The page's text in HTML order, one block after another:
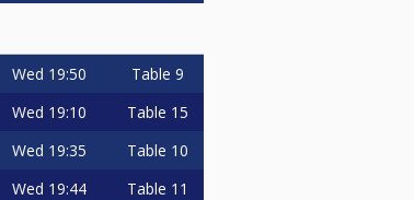
Wed 19:50 Table 9
Wed 19:10 Table 15
Wed 19:35 Table 10
Wed 19:44 Table 11